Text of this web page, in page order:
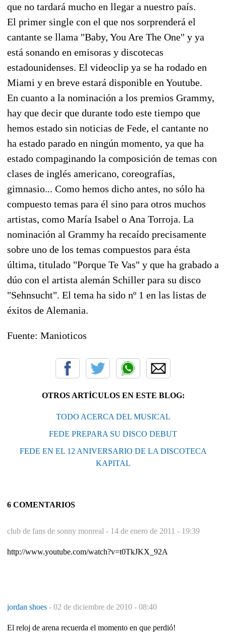
que no tardará mucho en llegar a nuestro país.
El primer single con el que nos sorprenderá el
cantante se llama "Baby, You Are The One" y ya
está sonando en emisoras y discotecas
estadounidenses. El videoclip ya se ha rodado en
Miami y en breve estará disponible en Youtube.
En cuanto a la nominación a los premios Grammy,
hay que decir que durante todo este tiempo que
hemos estado sin noticias de Fede, el cantante no
ha estado parado en ningún momento, ya que ha
estado compaginando la composición de temas con
clases de inglés americano, coreografías,
gimnasio... Como hemos dicho antes, no sólo ha
compuesto temas para él sino para otros muchos
artistas, como María Isabel o Ana Torroja. La
nominación al Grammy ha recaído precisamente
sobre uno de los temas compuestos para ésta
última, titulado "Porque Te Vas" y que ha grabado a
dúo con el artista alemán Schiller para su disco
"Sehnsucht". El tema ha sido nº 1 en las listas de
éxitos de Alemania.
Fuente: Manioticos
OTROS ARTÍCULOS EN ESTE BLOG:
TODO ACERCA DEL MUSICAL
FEDE PREPARA SU DISCO DEBUT
FEDE EN EL 12 ANIVERSARIO DE LA DISCOTECA
KAPITAL
6 COMENTARIOS
club de fans de sonny monreal - 14 de enero de 2011 - 19:39
http://www.youtube.com/watch?v=t0TkJKX_92A
jordan shoes - 02 de diciembre de 2010 - 08:40
El reloj de arena recuerda el momento en que perdió!